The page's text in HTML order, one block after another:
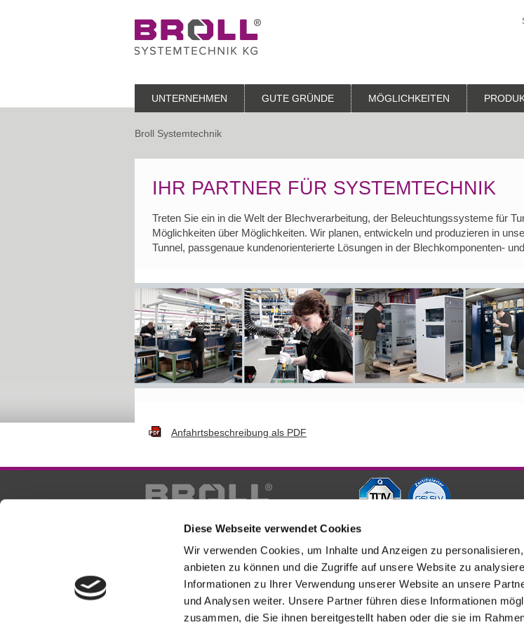
Diese Webseite verwendet Cookies
Wir verwenden Cookies, um Inhalte und Anzeigen zu
anbieten zu können und die Zugriffe auf unsere Website zu
Informationen zu Ihrer Verwendung unserer Website an unsere
und Analysen weiter. Unsere Partner führen diese Informationen
zusammen, die Sie ihnen bereitgestellt haben oder die sie im
UNTERNEHMEN GUTE GRÜNDE MÖGLICHKEITEN
Broll Systemtechnik
IHR PARTNER FÜR SYSTEMTECHNIK
Treten Sie ein in die Welt der Blechverarbeitung, der Beleuchtungssysteme für
Möglichkeiten über Möglichkeiten. Wir planen, entwickeln und produzieren in
Tunnel, passgenaue kundenorienterierte Lösungen in der Blechkomponenten-
Anfahrtsbeschreibung als PDF